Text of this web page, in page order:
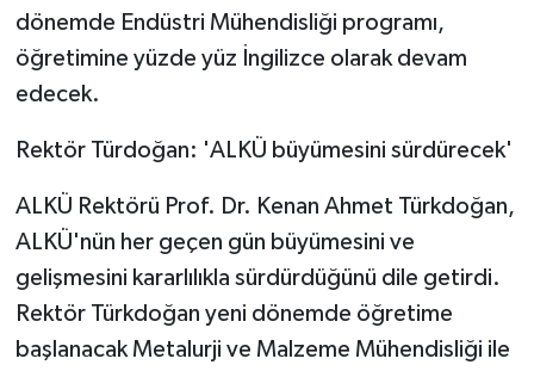
dönemde Endüstri Mühendisliği programı,
öğretimine yüzde yüz İngilizce olarak devam
edecek.
Rektör Türdoğan: 'ALKÜ büyümesini sürdürecek'
ALKÜ Rektörü Prof. Dr. Kenan Ahmet Türkdoğan,
ALKÜ'nün her geçen gün büyümesini ve
gelişmesini kararlılıkla sürdürdüğünü dile getirdi.
Rektör Türkdoğan yeni dönemde öğretime
başlanacak Metalurji ve Malzeme Mühendisliği ile